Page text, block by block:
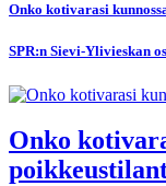
Onko kotivarasi
SPR:n Sievi-Ylivieskan
Onko